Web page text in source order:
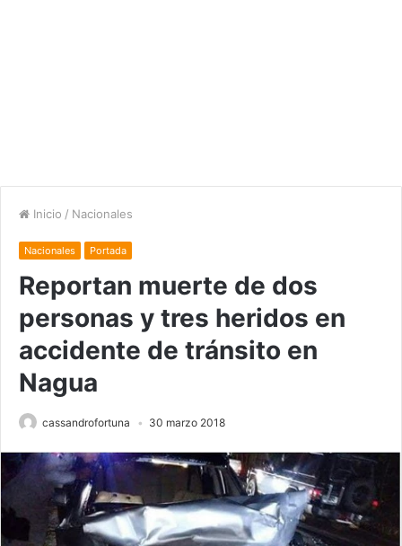
Inicio / Nacionales
Nacionales Portada
Reportan muerte de dos
personas y tres heridos en
accidente de tránsito en
Nagua
cassandrofortuna 30 marzo 2018